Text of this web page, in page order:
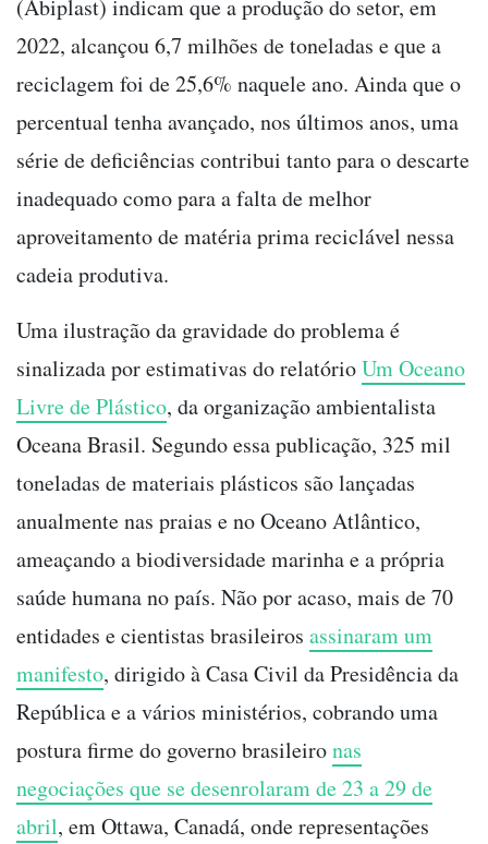
(Abiplast) indicam que a produção do setor, em
2022, alcançou 6,7 milhões de toneladas e que a
reciclagem foi de 25,6% naquele ano. Ainda que o
percentual tenha avançado, nos últimos anos, uma
série de deficiências contribui tanto para o descarte
inadequado como para a falta de melhor
aproveitamento de matéria prima reciclável nessa
cadeia produtiva.
Uma ilustração da gravidade do problema é
sinalizada por estimativas do relatórioUm Oceano
Livre de Plástico, da organização ambientalista
Oceana Brasil. Segundo essa publicação, 325 mil
toneladas de materiais plásticos são lançadas
anualmente nas praias e no Oceano Atlântico,
ameaçando a biodiversidade marinha e a própria
saúde humana no país. Não por acaso, mais de 70
entidades e cientistas brasileiros assinaram um
manifesto, dirigido à Casa Civil da Presidência da
República e a vários ministérios, cobrando uma
postura firme do governo brasileironas
negociações que se desenrolaram de 23 a 29 de
abril, em Ottawa, Canadá, onde representações